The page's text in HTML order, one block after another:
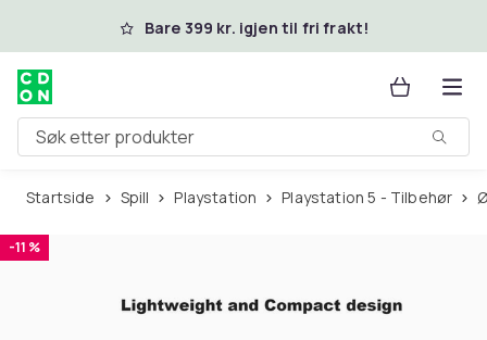
Hopp til hovedinnholdBare 399 kr. igjen til fri frakt!
Søk etter produkter
Startside Spill Playstation Playstation 5 - Tilbehør
-11 %